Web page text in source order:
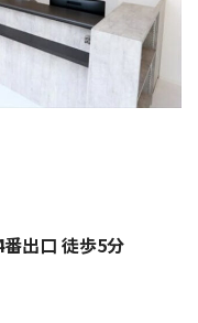
出口 徒歩5分